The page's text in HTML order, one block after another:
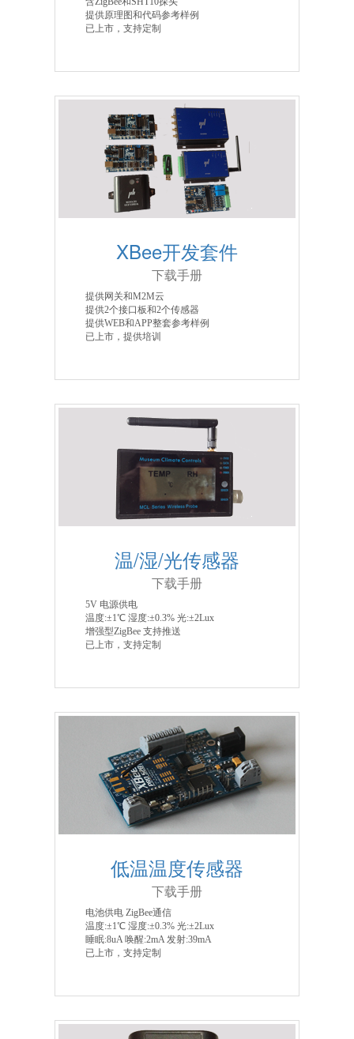
提供原理图和代码参考样例
已上市，支持定制
XBee开发套件
下载手册
提供网关和M2M云
提供2个接口板和2个传感器
提供WEB和APP整套参考样例
已上市，提供培训
温/湿/光传感器
下载手册
5V 电源供电
温度:±1℃ 湿度:±0.3% 光:±2Lux
增强型ZigBee 支持推送
已上市，支持定制
低温温度传感器
下载手册
电池供电 ZigBee通信
温度:±1℃ 湿度:±0.3% 光:±2Lux
睡眠:8uA 唤醒:2mA 发射:39mA
已上市，支持定制